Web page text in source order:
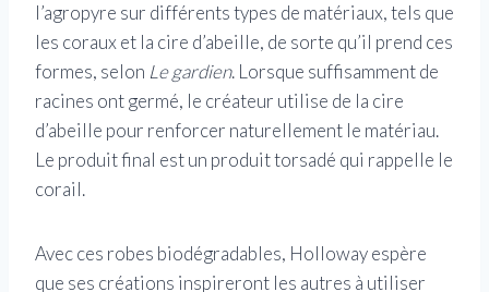
l’agropyre sur différents types de matériaux, tels que
les coraux et la cire d’abeille, de sorte qu’il prend ces
formes, selon Le gardien. Lorsque suffisamment de
racines ont germé, le créateur utilise de la cire
d’abeille pour renforcer naturellement le matériau.
Le produit final est un produit torsadé qui rappelle le
corail.
Avec ces robes biodégradables, Holloway espère
que ses créations inspireront les autres à utiliser